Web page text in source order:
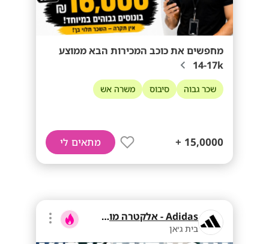
מחפשים את כוכב המכירות הבא ממוצע
14-17k
שכר גבוה סיבוס משרה אש
15,0000 + מתאים לי
Adidas - אלקטרה מוצרי צריכה
בית ג׳אן